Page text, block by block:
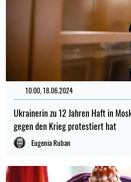
10:00, 18.06.2024
Ukrainerin zu 12 Jahren Haft in
gegen den Krieg protestiert hat
Eugenia Ruban